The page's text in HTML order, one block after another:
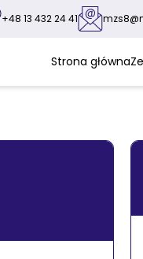
+48 13 432 24 41
Strona główna